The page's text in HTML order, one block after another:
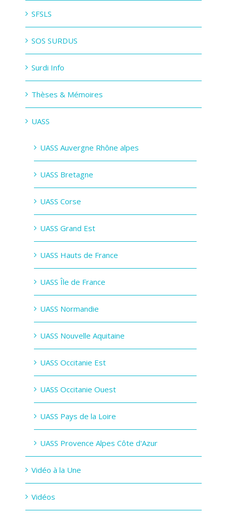
SFSLS
SOS SURDUS
Surdi Info
Thèses & Mémoires
UASS
UASS Auvergne Rhône alpes
UASS Bretagne
UASS Corse
UASS Grand Est
UASS Hauts de France
UASS Île de France
UASS Normandie
UASS Nouvelle Aquitaine
UASS Occitanie Est
UASS Occitanie Ouest
UASS Pays de la Loire
UASS Provence Alpes Côte d'Azur
Vidéo à la Une
Vidéos